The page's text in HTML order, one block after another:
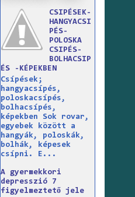
CSIPÉSEK-
HANGYACSI
PÉS-
POLOSKA
CSIPÉS-
BOLHACSIP
ÉS -KÉPEKBEN
Csípések;
hangyacsípés,
poloskacsípés,
bolhacsípés,
képekben Sok rovar,
egyebek között a
hangyák, poloskák,
bolhák, képesek
csípni. E...
A gyermekkori
depresszió 7
figyelmeztető jele